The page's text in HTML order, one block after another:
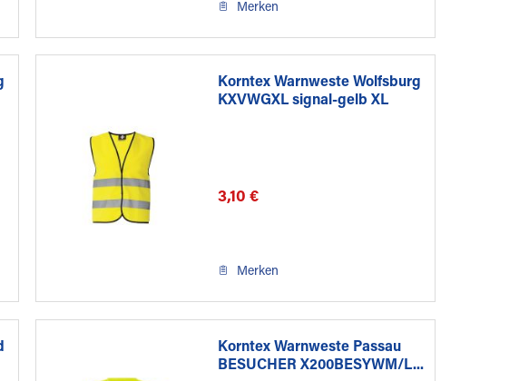
Merken
Korntex Warnweste Wolfsburg
KXVWGXL signal-gelb XL
3,10 €
Merken
Korntex Warnweste Passau
BESUCHER X200BESYWM/L...